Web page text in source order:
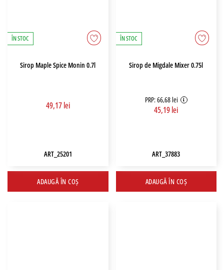
ÎN STOC
Sirop Maple Spice Monin 0.7l
49,17 lei
ART_25201
ADAUGĂ ÎN COȘ
ÎN STOC
Sirop de Migdale Mixer 0.75l
PRP: 66,68 lei
45,19 lei
ART_37883
ADAUGĂ ÎN COȘ